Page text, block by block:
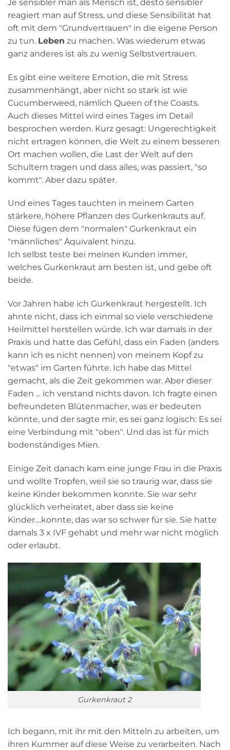
Je sensibler man als Mensch ist, desto sensibler
reagiert man auf Stress, und diese Sensibilität hat
oft mit dem "Grundvertrauen" in die eigene Person
zu tun. Leben zu machen. Was wiederum etwas
ganz anderes ist als zu wenig Selbstvertrauen.
Es gibt eine weitere Emotion, die mit Stress
zusammenhängt, aber nicht so stark ist wie
Cucumberweed, nämlich Queen of the Coasts.
Auch dieses Mittel wird eines Tages im Detail
besprochen werden. Kurz gesagt: Ungerechtigkeit
nicht ertragen können, die Welt zu einem besseren
Ort machen wollen, die Last der Welt auf den
Schultern tragen und dass alles, was passiert, "so
kommt". Aber dazu später.
Und eines Tages tauchten in meinem Garten
stärkere, höhere Pflanzen des Gurkenkrauts auf.
Diese fügen dem "normalen" Gurkenkraut ein
"männliches" Äquivalent hinzu.
Ich selbst teste bei meinen Kunden immer,
welches Gurkenkraut am besten ist, und gebe oft
beide.
Vor Jahren habe ich Gurkenkraut hergestellt. Ich
ahnte nicht, dass ich einmal so viele verschiedene
Heilmittel herstellen würde. Ich war damals in der
Praxis und hatte das Gefühl, dass ein Faden (anders
kann ich es nicht nennen) von meinem Kopf zu
"etwas" im Garten führte. Ich habe das Mittel
gemacht, als die Zeit gekommen war. Aber dieser
Faden ... ich verstand nichts davon. Ich fragte einen
befreundeten Blütenmacher, was er bedeuten
könnte, und der sagte mir, es sei ganz logisch: Es sei
eine Verbindung mit "oben". Und das ist für mich
bodenständiges Mien.
Einige Zeit danach kam eine junge Frau in die Praxis
und wollte Tropfen, weil sie so traurig war, dass sie
keine Kinder bekommen konnte. Sie war sehr
glücklich verheiratet, aber dass sie keine
Kinder....konnte, das war so schwer für sie. Sie hatte
damals 3 x IVF gehabt und mehr war nicht möglich
oder erlaubt.
Gurkenkraut 2
Ich begann, mit ihr mit den Mitteln zu arbeiten, um
ihren Kummer auf diese Weise zu verarbeiten. Nach